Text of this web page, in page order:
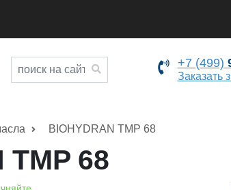
+7 (499)
Заказать
BIOHYDRAN TMP 68
TMP 68